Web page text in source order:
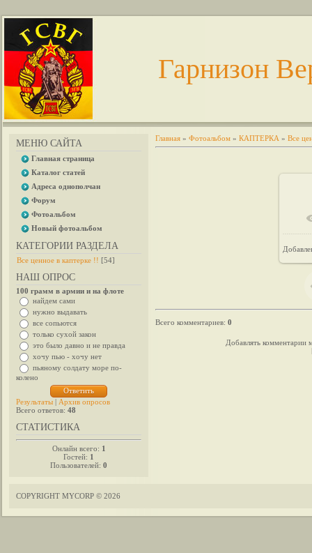
Гарнизон
МЕНЮ САЙТА
Главная страница
Каталог статей
Адреса однополчан
Форум
Фотоальбом
Новый фотоальбом
КАТЕГОРИИ РАЗДЕЛА
Все ценное в каптерке !! [54]
НАШ ОПРОС
100 грамм в армии и на флоте
найдем сами
нужно выдавать
все сопьются
только сухой закон
это было давно и не правда
хочу пью - хочу нет
пьяному солдату море по-
колено
Результаты | Архив опросов
Всего ответов: 48
СТАТИСТИКА
Онлайн всего: 1
Гостей: 1
Пользователей: 0
Главная » Фотоальбом » КАПТЕРКА » Все
Всего комментариев: 0
Добавлять комментарии
COPYRIGHT MYCORP © 2026